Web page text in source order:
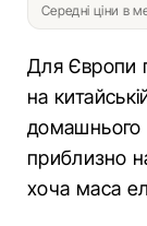
Середні ціни в
Для Європи
на
домашнього
приблизно
хоча маса